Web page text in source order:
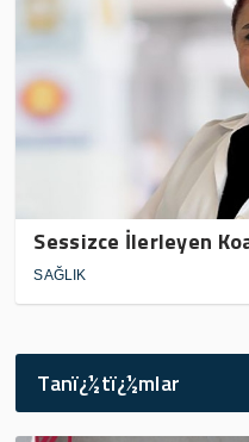
Sessizce İlerleyen
SAĞLIK
Tanï¿½tï¿½mlar